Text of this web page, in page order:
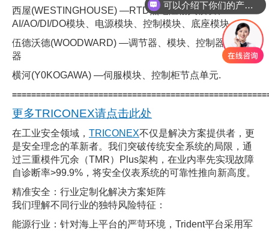
西屋(WESTINGHOUSE) —RTD热电阻输入模块、
AI/AO/DI/DO模块、电源模块、控制模块、底座模块.
伍德沃德(WOODWARD) —调节器、模块、控制器、调速
器
横河(Y0KOGAWA) —伺服模块、控制柜节点单元.
更多TRICONEX请点击此处
在工业安全领域， TRICONEX不仅是解决方案提供者，更
是安全理念的革新者。我们突破传统安全系统的局限，通
过三重模件冗余（TMR）Plus架构，在业内率先实现故障
自诊断率>99.9%，将安全仪表系统的可靠性推向新高度。
精准安全：行业定制化解决方案矩阵
我们理解不同行业的独特风险特征：
能源行业：针对海上平台的严苛环境，Trident平台采用军
你们是怎么收费的呢